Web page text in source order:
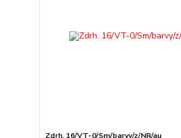
Zdrh. 16/VT-0/Sm/barvy/z/NR/au